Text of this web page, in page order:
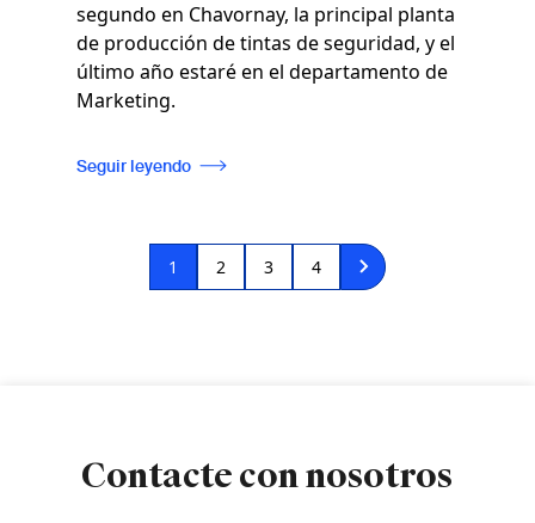
segundo en Chavornay, la principal planta
de producción de tintas de seguridad, y el
último año estaré en el departamento de
Marketing.
Seguir leyendo
Paginación
Página
actual
1 Página
2 Página
3 Página
4
Contacte con nosotros